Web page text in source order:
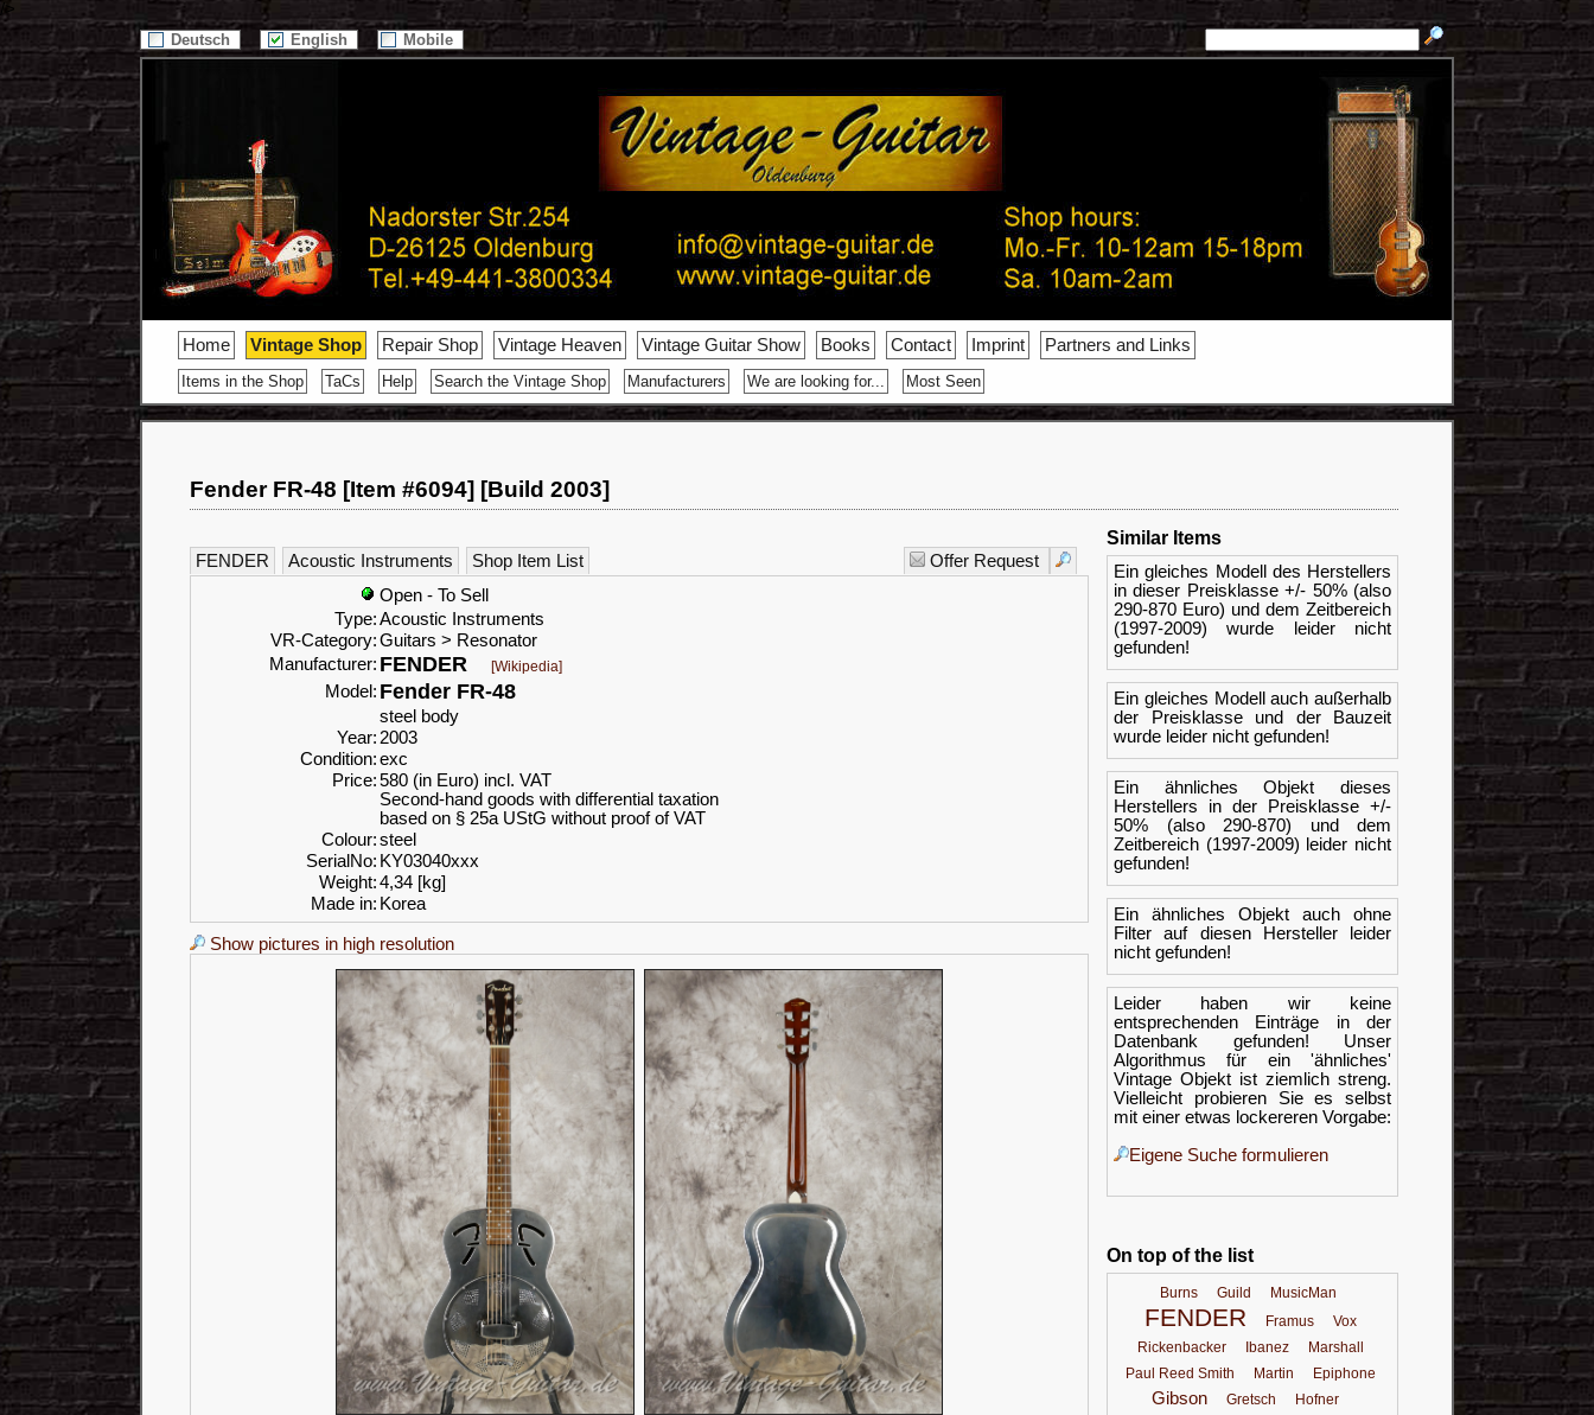
/>
Deutsch English Mobile
Home Vintage Shop Repair Shop Vintage Heaven Vintage Guitar Show Books Contact Imprint Partners and Links
Items in the Shop TaCs Help Search the Vintage Shop Manufacturers We are looking for... Most Seen
Fender FR-48 [Item #6094] [Build 2003]
FENDER Acoustic Instruments Shop Item List
Offer Request
Open - To Sell
Type:Acoustic Instruments
VR-Category:Guitars > Resonator
Manufacturer: FENDER [Wikipedia]
Model: Fender FR-48
steel body
Year: 2003
Condition:exc
Price:580 (in Euro) incl. VAT
Second-hand goods with differential taxation
based on § 25a UStG without proof of VAT
Colour:steel
SerialNo: KY03040xxx
Weight:4,34 [kg]
Made in: Korea
Show pictures in high resolution
Similar Items
Ein gleiches Modell des Herstellers
in dieser Preisklasse +/- 50% (also
290-870 Euro) und dem Zeitbereich
(1997-2009) wurde leider nicht
gefunden!
Ein gleiches Modell auch außerhalb
der Preisklasse und der Bauzeit
wurde leider nicht gefunden!
Ein ähnliches Objekt dieses
Herstellers in der Preisklasse +/-
50% (also 290-870) und dem
Zeitbereich (1997-2009) leider nicht
gefunden!
Ein ähnliches Objekt auch ohne
Filter auf diesen Hersteller leider
nicht gefunden!
Leider haben wir keine
entsprechenden Einträge in der
Datenbank gefunden! Unser
Algorithmus für ein 'ähnliches'
Vintage Objekt ist ziemlich streng.
Vielleicht probieren Sie es selbst
mit einer etwas lockereren Vorgabe:
Eigene Suche formulieren
On top of the list
Burns Guild MusicMan
FENDER Framus
Vox
Rickenbacker
Ibanez
Marshall
Paul Reed Smith
Martin Epiphone
Gibson Gretsch Hofner